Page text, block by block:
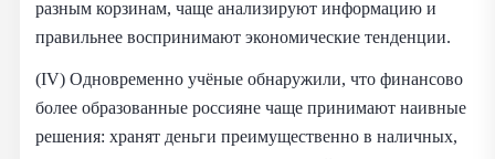
разным корзинам, чаще анализируют информацию и
правильнее воспринимают экономические тенденции.
(IV) Одновременно учёные обнаружили, что финансово
более образованные россияне чаще принимают наивные
решения: хранят деньги преимущественно в наличных,